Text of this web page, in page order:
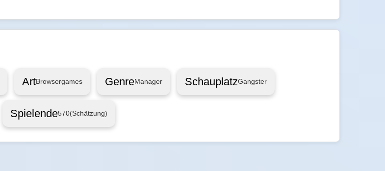
ArtBrowsergames GenreManager SchauplatzGangster
Spielende570(Schätzung)